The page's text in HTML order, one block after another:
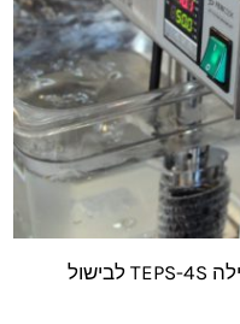
סירקולטור טבילה TEPS-4S לבישול
מספר
סוגים.
ניתן
לבחור
את
האפשרויות
המוצר